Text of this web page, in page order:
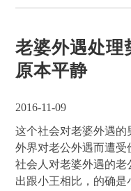
老婆外遇处理
原本平静
2016-11-09
这个社会对老婆外遇
外界对老公外遇而遭
社会人对老婆外遇的
出跟小王相比，的确